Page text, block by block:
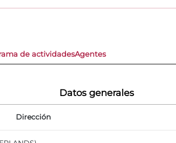
de actividadesAgentes
Datos generales
Dirección